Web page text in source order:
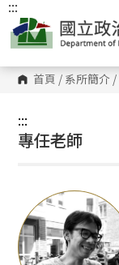
跳
到
主
要
內
容
區 首頁 / 系所簡介 /
:::
:::
專任老師